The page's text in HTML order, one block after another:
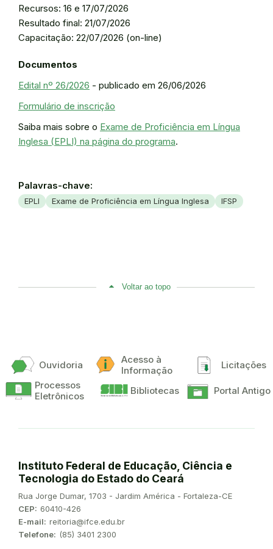
Recursos: 16 e 17/07/2026
Resultado final: 21/07/2026
Capacitação: 22/07/2026 (on-line)
Documentos
Edital nº 26/2026 - publicado em 26/06/2026
Formulário de inscrição
Saiba mais sobre o Exame de Proficiência em Língua
Inglesa (EPLI) na página do programa.
Palavras-chave:
EPLI Exame de Proficiência em Língua Inglesa IFSP
Voltar ao topo
Ouvidoria
Acesso à
Informação
Licitações
Processos
Eletrônicos
Bibliotecas Portal Antigo
Instituto Federal de Educação, Ciência e
Tecnologia do Estado do Ceará
Endereço:
Rua Jorge Dumar, 1703 - Jardim América - Fortaleza-CE
CEP: 60410-426
E-mail: reitoria@ifce.edu.br
Telefone: (85) 3401 2300